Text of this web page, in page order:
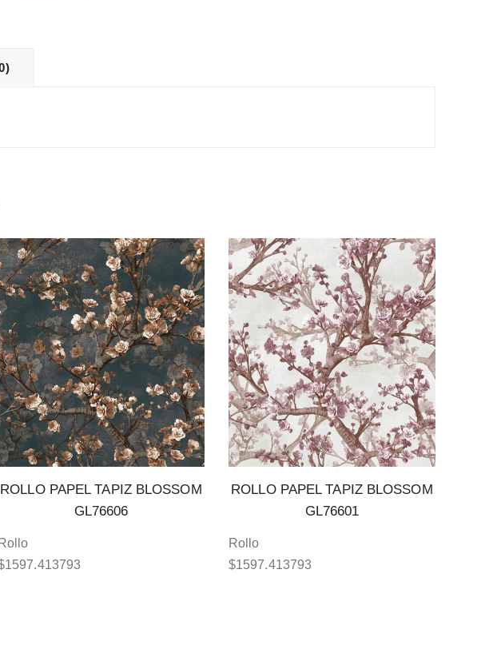
ROLLO PAPEL TAPIZ BLOSSOM
GL76606
Rollo
1597.413793
ROLLO PAPEL TAPIZ BLOSSOM
GL76601
Rollo
$1597.413793